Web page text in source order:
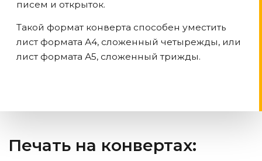
писем и открыток.
Такой формат конверта способен уместить
лист формата А4, сложенный четырежды, или
лист формата А5, сложенный трижды.
Печать на конвертах: